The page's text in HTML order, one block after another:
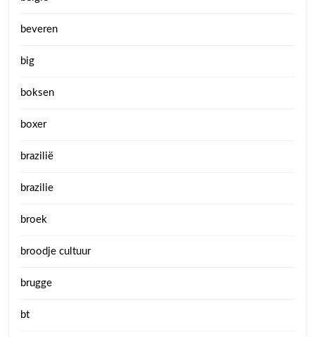
beveren
big
boksen
boxer
brazilië
brazilie
broek
broodje cultuur
brugge
bt